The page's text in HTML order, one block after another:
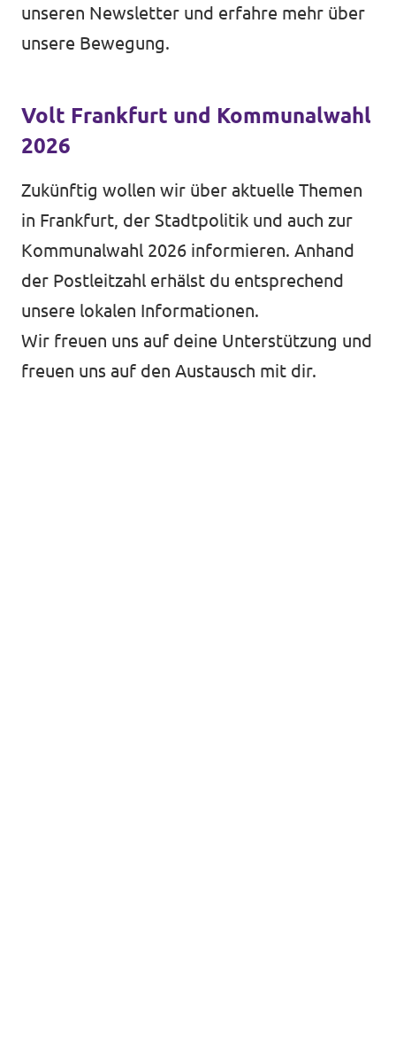
unseren Newsletter und erfahre mehr über
unsere Bewegung.
Volt Frankfurt und Kommunalwahl
2026
Zukünftig wollen wir über aktuelle Themen
in Frankfurt, der Stadtpolitik und auch zur
Kommunalwahl 2026 informieren. Anhand
der Postleitzahl erhälst du entsprechend
unsere lokalen Informationen.
Wir freuen uns auf deine Unterstützung und
freuen uns auf den Austausch mit dir.